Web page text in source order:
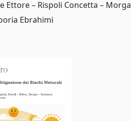
– Rispoli Concetta –
Ebrahimi